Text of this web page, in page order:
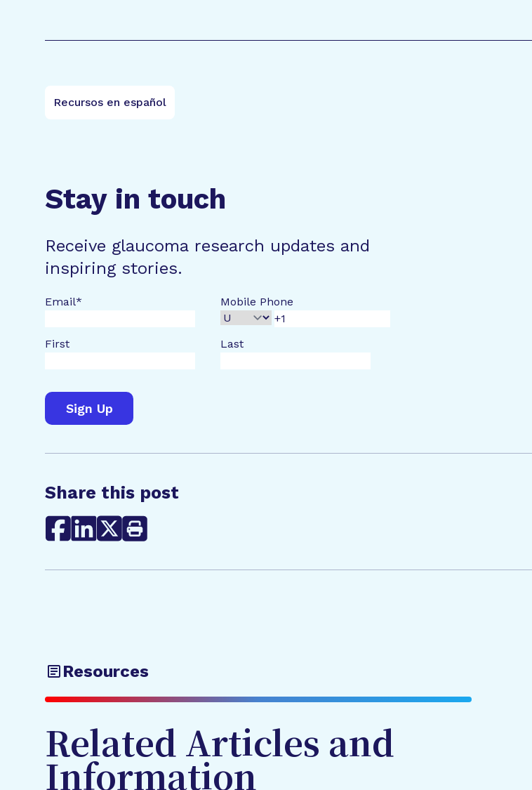
Recursos en español
Stay in touch
Receive glaucoma research updates and
inspiring stories.
Email* Mobile Phone
First Last
Share this post
Resources
Related Articles and
Information